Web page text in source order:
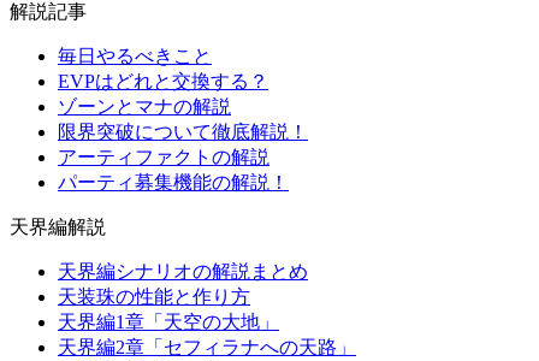
解説記事
毎日やるべきこと
EVPはどれと交換する？
ゾーンとマナの解説
限界突破について徹底解説！
アーティファクトの解説
パーティ募集機能の解説！
天界編解説
天界編シナリオの解説まとめ
天装珠の性能と作り方
天界編1章「天空の大地」
天界編2章「セフィラナへの天路」